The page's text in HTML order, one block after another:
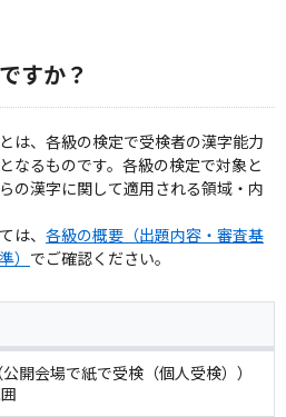
すか？
は、各級の検定で受検者の漢字能力
なるものです。各級の検定で対象と
の漢字に関して適用される領域・内
は、 各級の概要（出題内容・審査基
） でご確認ください。
開会場で紙で受検（個人受検））